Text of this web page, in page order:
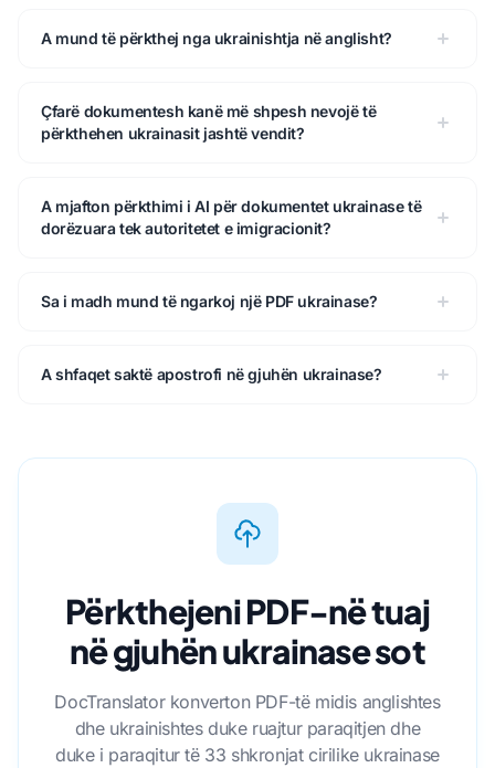
A mund të përkthej nga ukrainishtja në anglisht?
Çfarë dokumentesh kanë më shpesh nevojë të
përkthehen ukrainasit jashtë vendit?
A mjafton përkthimi i AI për dokumentet ukrainase të
dorëzuara tek autoritetet e imigracionit?
Sa i madh mund të ngarkoj një PDF ukrainase?
A shfaqet saktë apostrofi në gjuhën ukrainase?
Përkthejeni PDF-në tuaj
në gjuhën ukrainase sot
DocTranslator konverton PDF-të midis anglishtes
dhe ukrainishtes duke ruajtur paraqitjen dhe
duke i paraqitur të 33 shkronjat cirilike ukrainase